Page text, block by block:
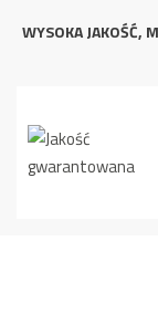
WYSOKA JAKOŚĆ,